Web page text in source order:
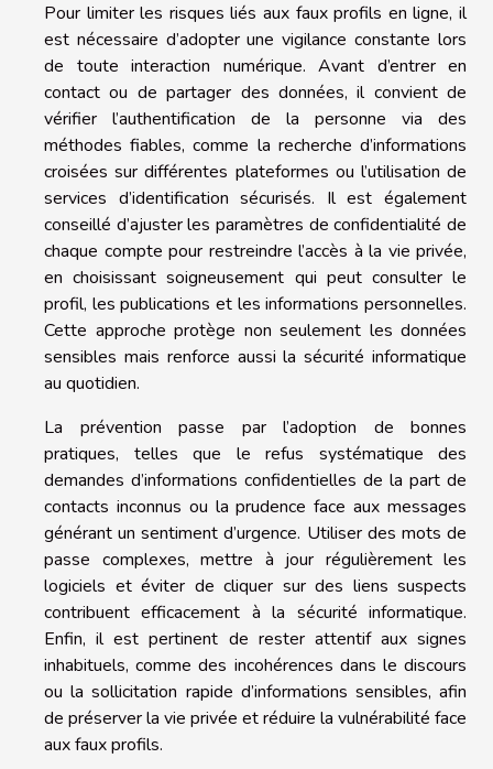
Pour limiter les risques liés aux faux profils en ligne, il
est nécessaire d’adopter une vigilance constante lors
de toute interaction numérique. Avant d’entrer en
contact ou de partager des données, il convient de
vérifier l’authentification de la personne via des
méthodes fiables, comme la recherche d’informations
croisées sur différentes plateformes ou l’utilisation de
services d’identification sécurisés. Il est également
conseillé d’ajuster les paramètres de confidentialité de
chaque compte pour restreindre l’accès à la vie privée,
en choisissant soigneusement qui peut consulter le
profil, les publications et les informations personnelles.
Cette approche protège non seulement les données
sensibles mais renforce aussi la sécurité informatique
au quotidien.
La prévention passe par l’adoption de bonnes
pratiques, telles que le refus systématique des
demandes d’informations confidentielles de la part de
contacts inconnus ou la prudence face aux messages
générant un sentiment d’urgence. Utiliser des mots de
passe complexes, mettre à jour régulièrement les
logiciels et éviter de cliquer sur des liens suspects
contribuent efficacement à la sécurité informatique.
Enfin, il est pertinent de rester attentif aux signes
inhabituels, comme des incohérences dans le discours
ou la sollicitation rapide d’informations sensibles, afin
de préserver la vie privée et réduire la vulnérabilité face
aux faux profils.